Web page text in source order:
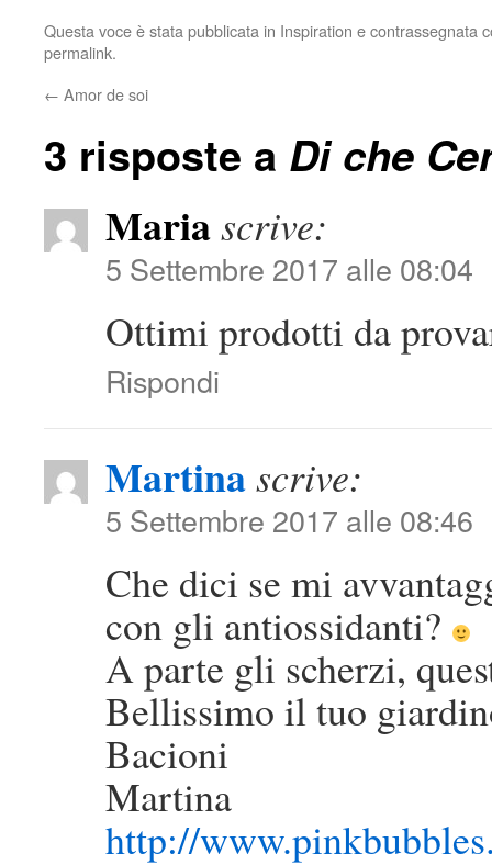
Questa voce è stata pubblicata in Inspiration e contrassegnata
permalink.
← Amor de soi
3 risposte a Di che
Mariascrive:
5 Settembre 2017 alle 08:04
Ottimi prodotti da
Rispondi
Martinascrive:
5 Settembre 2017 alle 08:46
Che dici se mi
con gli antiossidanti?
A parte gli scherzi,
Bellissimo il tuo
Bacioni
Martina
http://